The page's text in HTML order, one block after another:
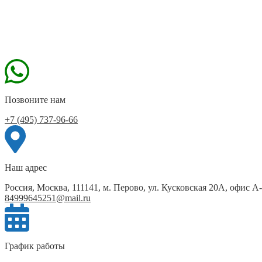
Позвоните нам
+7 (495) 737-96-66
Наш адрес
Россия, Москва, 111141, м. Перово, ул. Кусковская 20А, офис
84999645251@mail.ru
График работы